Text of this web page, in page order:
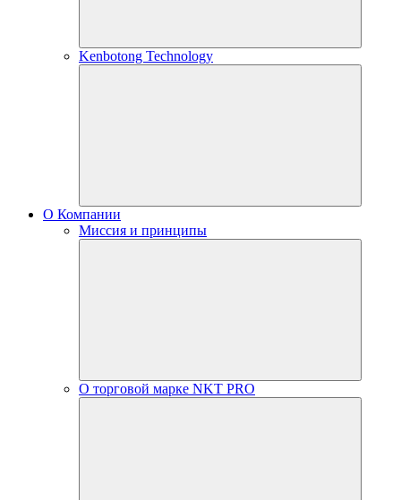
Kenbotong Technology
О Компании
Миссия и принципы
О торговой марке NKT PRO